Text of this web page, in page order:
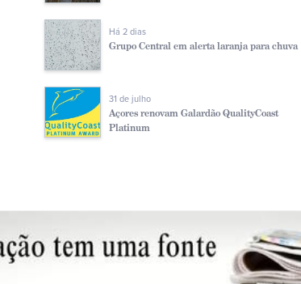
Há 2 dias
Grupo Central em alerta laranja para chuva
31 de julho
Açores renovam Galardão QualityCoast
Platinum